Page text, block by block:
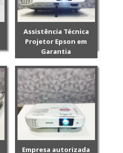
Assistência Técnica
Projetor Epson em
Garantia
Empresa autorizada